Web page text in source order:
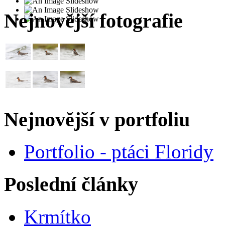
Nejnovější fotografie
Nejnovější v portfoliu
Portfolio - ptáci Floridy
Poslední články
Krmítko